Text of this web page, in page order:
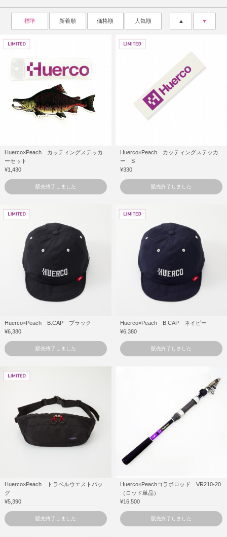
標準 新着順 価格順 人気順 ▼
▲
Huerco×Peach カッティングステッカ
ーセット
¥1,430
販売終了しました
Huerco×Peach カッティングステッカ
ー S
¥330
販売終了しました
Huerco×Peach B.CAP ブラック
¥6,380
販売終了しました
Huerco×Peach B.CAP ネイビー
¥6,380
販売終了しました
Huerco×Peach トラベルウエストバッ
グ
¥5,390
販売終了しました
Huerco×Peachコラボロッド VR210-20
（ロッド単品）
¥16,500
販売終了しました